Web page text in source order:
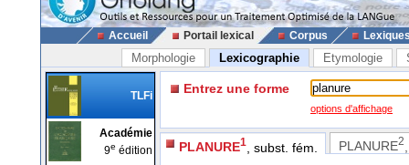
Accueil Portail lexical Corpus
Morphologie Lexicographie Etymologie
TLFi
Académie
9e édition
Entrez une forme
options d'affichage
PLANURE1 , subst. fém. PLANURE2